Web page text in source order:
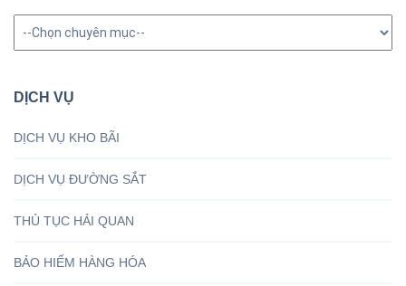
Chuyên
mục
DỊCH VỤ
DỊCH VỤ KHO BÃI
DỊCH VỤ ĐƯỜNG SẮT
THỦ TỤC HẢI QUAN
BẢO HIỂM HÀNG HÓA